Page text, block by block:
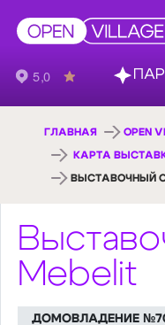
ГЛАВНАЯ OPEN
КАРТА
ВЫСТАВОЧНЫЙ
Mebelit
ДОМОВЛАДЕНИЕ